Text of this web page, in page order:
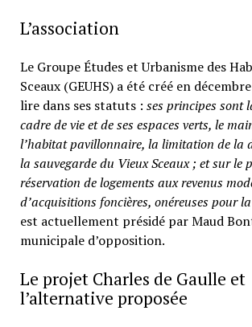
L’association
Le Groupe Études et Urbanisme des
Sceaux (GEUHS) a été créé en
lire dans ses statuts : ses principes sont
cadre de vie et de ses espaces verts, le
l’habitat pavillonnaire, la limitation de la
la sauvegarde du Vieux Sceaux ; et sur le
réservation de logements aux revenus
d’acquisitions foncières, onéreuses pour
est actuellement présidé par Maud
municipale d’opposition.
Le projet Charles de Gaulle et
l’alternative proposée